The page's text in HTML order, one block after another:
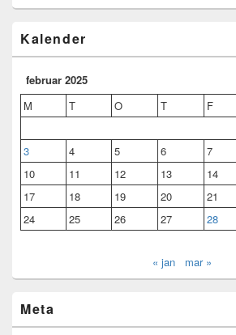
Kalender
februar 2025
M
T O T F
3
4 5 6 7
10
11 12 13 14
17
18 19 20 21
24
25 26 27 28
« jan mar »
Meta